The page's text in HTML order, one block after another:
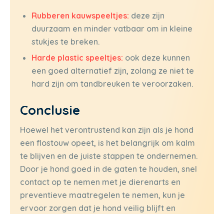
Rubberen kauwspeeltjes: deze zijn
duurzaam en minder vatbaar om in kleine
stukjes te breken.
Harde plastic speeltjes: ook deze kunnen
een goed alternatief zijn, zolang ze niet te
hard zijn om tandbreuken te veroorzaken.
Conclusie
Hoewel het verontrustend kan zijn als je hond
een flostouw opeet, is het belangrijk om kalm
te blijven en de juiste stappen te ondernemen.
Door je hond goed in de gaten te houden, snel
contact op te nemen met je dierenarts en
preventieve maatregelen te nemen, kun je
ervoor zorgen dat je hond veilig blijft en